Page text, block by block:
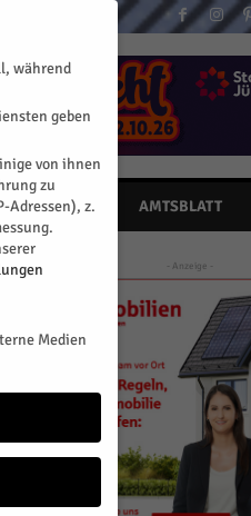
TERMINE AMTSBLATT
- Anzeige -
während
geben
von ihnen
zu
Adressen), z.
Medien